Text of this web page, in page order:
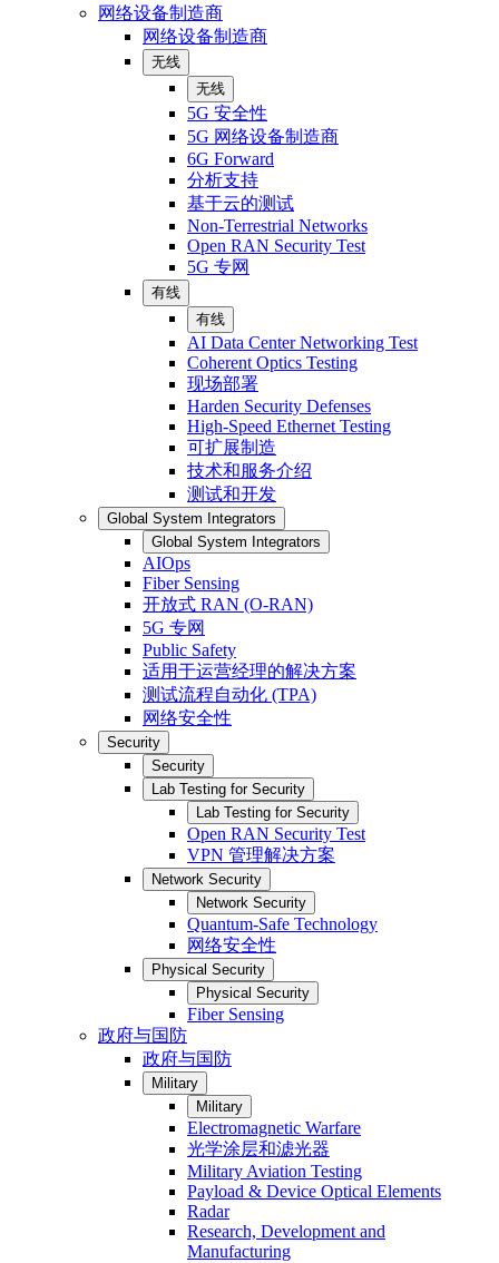
网络设备制造商
网络设备制造商
无线
无线
5G 安全性
5G 网络设备制造商
6G Forward
分析支持
基于云的测试
Non-Terrestrial Networks
Open RAN Security Test
5G 专网
有线
有线
AI Data Center Networking Test
Coherent Optics Testing
现场部署
Harden Security Defenses
High-Speed Ethernet Testing
可扩展制造
技术和服务介绍
测试和开发
Global System Integrators
Global System Integrators
AIOps
Fiber Sensing
开放式 RAN (O-RAN)
5G 专网
Public Safety
适用于运营经理的解决方案
测试流程自动化 (TPA)
网络安全性
Security
Security
Lab Testing for Security
Lab Testing for Security
Open RAN Security Test
VPN 管理解决方案
Network Security
Network Security
Quantum-Safe Technology
网络安全性
Physical Security
Physical Security
Fiber Sensing
政府与国防
政府与国防
Military
Military
Electromagnetic Warfare
光学涂层和滤光器
Military Aviation Testing
Payload & Device Optical Elements
Radar
Research, Development and
Manufacturing